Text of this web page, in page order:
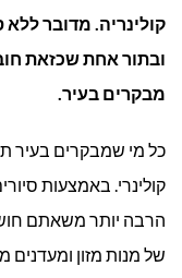
קולינריה. מדובר
ובתור אחת שכזאת
מבקרים בעיר.
כל מי שמבקרים בעיר
קולינרי. באמצעות
הרבה יותר משאתם
של מנות מזון